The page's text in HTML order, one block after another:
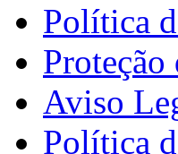
Política
Proteção
Aviso
Política